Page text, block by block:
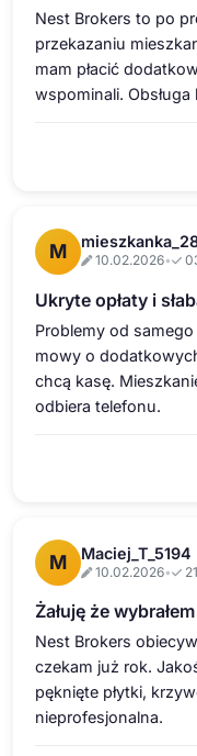
Nest Brokers to po
przekazaniu
mam płacić
wspominali.
M 10.02.2026•
Ukryte opłaty i
Problemy od
mowy o
chcą kasę.
odbiera telefonu.
M Maciej_T_5194
10.02.2026•
Żałuję że
Nest Brokers
czekam już rok.
pęknięte płytki,
nieprofesjonalna.